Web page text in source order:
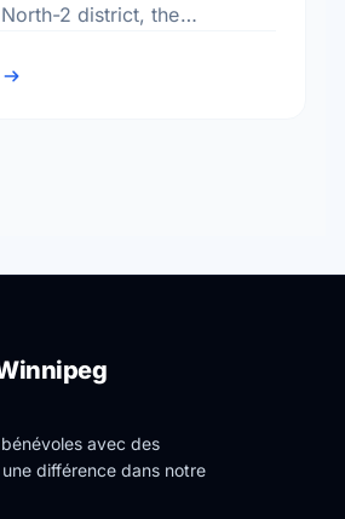
2 district, the
electoral ward.
avec des
différence dans notre